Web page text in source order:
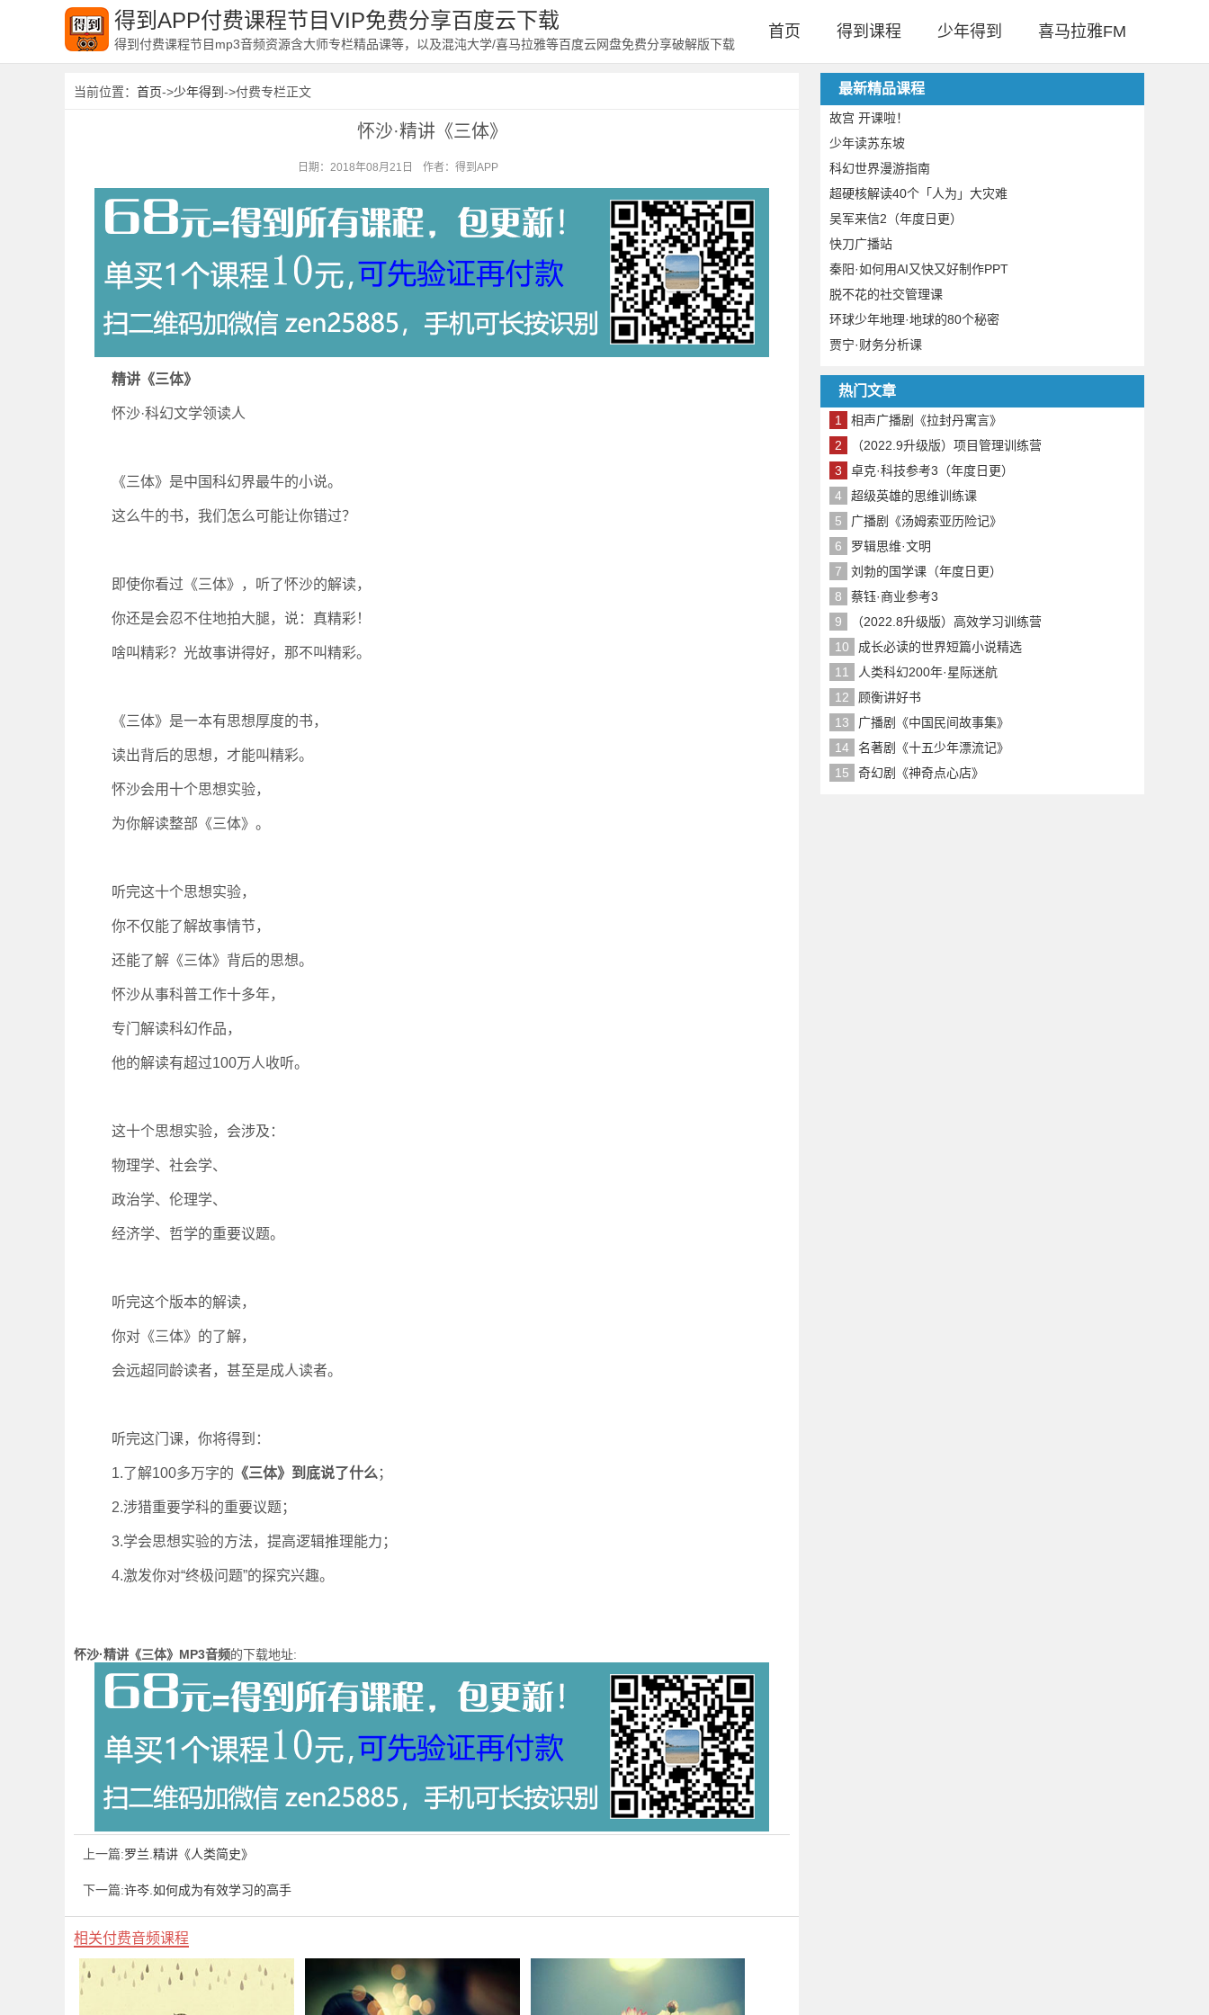
得到APP付费课程节目VIP免费分享百度云下载
得到付费课程节目mp3音频资源含大师专栏精品课等，以及混沌大学/喜马拉雅等百度云网盘免费分享破解版下载
首页 得到课程 少年得到 喜马拉雅FM
当前位置： 首页->少年得到 ->付费专栏正文
怀沙·精讲《三体》
日期：2018年08月21日 作者：得到APP
精讲《三体》
怀沙·科幻文学领读人
《三体》是中国科幻界最牛的小说。
这么牛的书，我们怎么可能让你错过？
即使你看过《三体》，听了怀沙的解读，
你还是会忍不住地拍大腿，说：真精彩！
啥叫精彩？光故事讲得好，那不叫精彩。
《三体》是一本有思想厚度的书，
读出背后的思想，才能叫精彩。
怀沙会用十个思想实验，
为你解读整部《三体》。
听完这十个思想实验，
你不仅能了解故事情节，
还能了解《三体》背后的思想。
怀沙从事科普工作十多年，
专门解读科幻作品，
他的解读有超过100万人收听。
这十个思想实验，会涉及：
物理学、社会学、
政治学、伦理学、
经济学、哲学的重要议题。
听完这个版本的解读，
你对《三体》的了解，
会远超同龄读者，甚至是成人读者。
听完这门课，你将得到：
1.了解100多万字的 《三体》到底说了什么 ；
2.涉猎重要学科的重要议题；
3.学会思想实验的方法，提高逻辑推理能力；
4.激发你对“终极问题”的探究兴趣。
怀沙·精讲《三体》MP3音频的下载地址:
上一篇:罗兰.精讲《人类简史》
下一篇:许岑.如何成为有效学习的高手
相关付费音频课程
最新精品课程
故宫 开课啦！
少年读苏东坡
科幻世界漫游指南
超硬核解读40个「人为」大灾难
吴军来信2（年度日更）
快刀广播站
秦阳·如何用AI又快又好制作PPT
脱不花的社交管理课
环球少年地理·地球的80个秘密
贾宁·财务分析课
热门文章
1
相声广播剧《拉封丹寓言》
2
（2022.9升级版）项目管理训练营
3
卓克·科技参考3（年度日更）
4
超级英雄的思维训练课
5
广播剧《汤姆索亚历险记》
6
罗辑思维·文明
7
刘勃的国学课（年度日更）
8
蔡钰·商业参考3
9
（2022.8升级版）高效学习训练营
10
成长必读的世界短篇小说精选
11
人类科幻200年·星际迷航
12
顾衡讲好书
13
广播剧《中国民间故事集》
14
名著剧《十五少年漂流记》
15
奇幻剧《神奇点心店》